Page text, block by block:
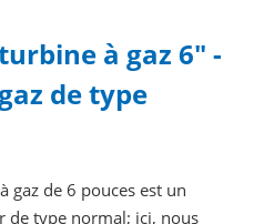
à gaz 6" -
de type
gaz de 6 pouces est un
de type normal; ici, nous